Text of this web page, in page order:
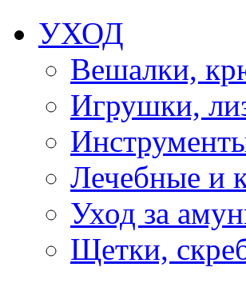
УХОД
Вешалки,
Игрушки,
Лечебные и
Уход за
Щетки,